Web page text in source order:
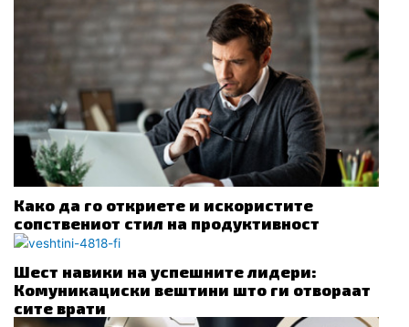
Како да го откриете и искористите
сопствениот стил на продуктивност
Шест навики на успешните лидери:
Комуникациски вештини што ги отвораат
сите врати